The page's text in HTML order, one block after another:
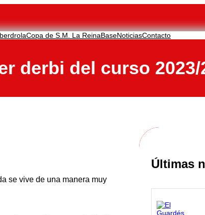
Copa de S.M. La ReinaBaseNoticiasContacto
derbi del curso 2023/
se vive de una manera muy
Últimas